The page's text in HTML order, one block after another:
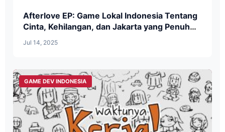
Afterlove EP: Game Lokal Indonesia Tentang
Cinta, Kehilangan, dan Jakarta yang Penuh
Kenangan
Jul 14, 2025
GAME DEV INDONESIA